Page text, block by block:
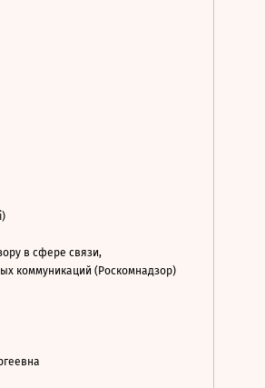
в сфере связи,
коммуникаций (Роскомнадзор)